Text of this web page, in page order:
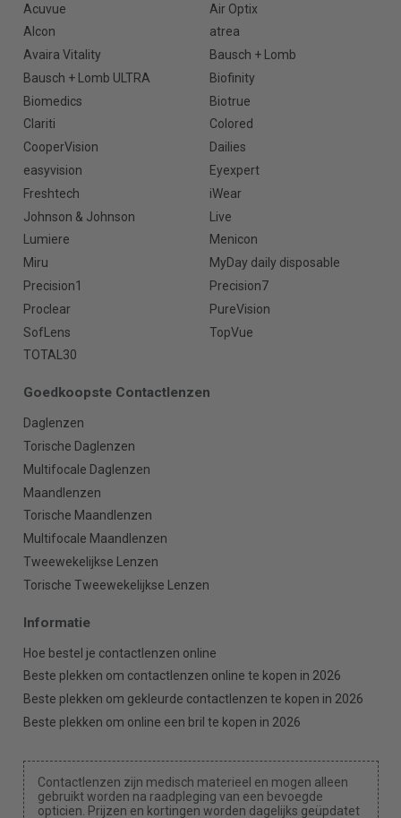
Acuvue
Air Optix
Alcon
atrea
Avaira Vitality
Bausch + Lomb
Bausch + Lomb ULTRA
Biofinity
Biomedics
Biotrue
Clariti
Colored
CooperVision
Dailies
easyvision
Eyexpert
Freshtech
iWear
Johnson & Johnson
Live
Lumiere
Menicon
Miru
MyDay daily disposable
Precision1
Precision7
Proclear
PureVision
SofLens
TopVue
TOTAL30
Goedkoopste Contactlenzen
Daglenzen
Torische Daglenzen
Multifocale Daglenzen
Maandlenzen
Torische Maandlenzen
Multifocale Maandlenzen
Tweewekelijkse Lenzen
Torische Tweewekelijkse Lenzen
Informatie
Hoe bestel je contactlenzen online
Beste plekken om contactlenzen online te kopen in 2026
Beste plekken om gekleurde contactlenzen te kopen in 2026
Beste plekken om online een bril te kopen in 2026
Contactlenzen zijn medisch materieel en mogen alleen
gebruikt worden na raadpleging van een bevoegde
opticien. Prijzen en kortingen worden dagelijks geüpdatet